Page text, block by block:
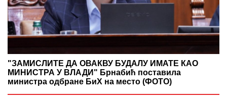
"ЗАМИСЛИТЕ ДА ОВАКВУ БУДАЛУ ИМАТЕ КАО
МИНИСТРА У ВЛАДИ" Брнабић поставила
министра одбране БиХ на место (ФОТО)